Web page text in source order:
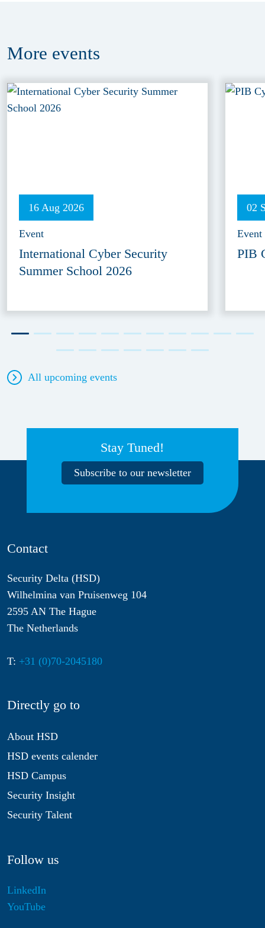
More events
16 Aug 2026
Event
International Cyber Security
Summer School 2026
02
Event
PIB
All upcoming events
Stay Tuned!
Subscribe to our newsletter
Contact
Security Delta (HSD)
Wilhelmina van Pruisenweg 104
2595 AN The Hague
The Netherlands
T: +31 (0)70-2045180
Directly go to
About HSD
HSD events calender
HSD Campus
Security Insight
Security Talent
Follow us
LinkedIn
YouTube